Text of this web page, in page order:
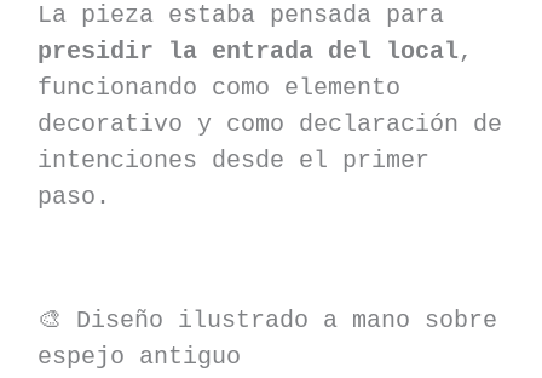
La pieza estaba pensada para
presidir la entrada del local,
funcionando como elemento
decorativo y como declaración de
intenciones desde el primer
paso.
🎨 Diseño ilustrado a mano sobre
espejo antiguo